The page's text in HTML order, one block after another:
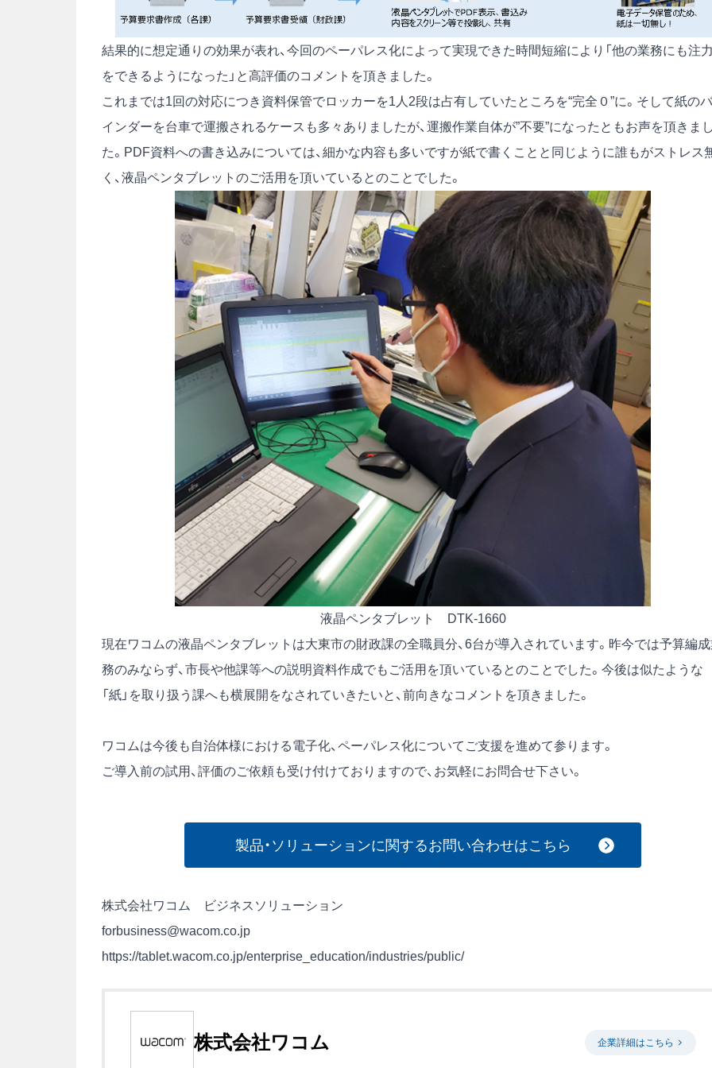
結果的に想定通りの効果が表れ、今回のペーパレス化によって実現できた時間短縮により「他の業務にも注
をできるようになった」と高評価のコメントを頂きました。
これまでは1回の対応につき資料保管でロッカーを1人2段は占有していたところを“完全０”に。そして紙のバ
インダーを台車で運搬されるケースも多々ありましたが、運搬作業自体が”不要”になったともお声を頂きま
た。PDF資料への書き込みについては、細かな内容も多いですが紙で書くことと同じように誰もがストレス
く、液晶ペンタブレットのご活用を頂いているとのことでした。
液晶ペンタブレット DTK-1660
現在ワコムの液晶ペンタブレットは大東市の財政課の全職員分、6台が導入されています。昨今では予算編
務のみならず、市長や他課等への説明資料作成でもご活用を頂いているとのことでした。今後は似たような
「紙」を取り扱う課へも横展開をなされていきたいと、前向きなコメントを頂きました。
ワコムは今後も自治体様における電子化、ペーパレス化についてご支援を進めて参ります。
ご導入前の試用、評価のご依頼も受け付けておりますので、お気軽にお問合せ下さい。
製品・ソリューションに関するお問い合わせはこちら
株式会社ワコム ビジネスソリューション
forbusiness@wacom.co.jp
https://tablet.wacom.co.jp/enterprise_education/industries/public/
株式会社ワコム 企業詳細はこちら